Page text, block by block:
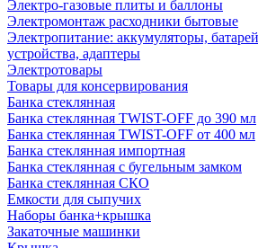
Электро-газовые плиты и баллоны
Электромонтаж расходники бытовые
Электропитание: аккумуляторы,
устройства, адаптеры
Электротовары
Товары для консервирования
Банка стеклянная
Банка стеклянная TWIST-OFF до 390 мл
Банка стеклянная TWIST-OFF от 400 мл
Банка стеклянная импортная
Банка стеклянная с бугельным замком
Банка стеклянная СКО
Емкости для сыпучих
Наборы банка+крышка
Закаточные машинки